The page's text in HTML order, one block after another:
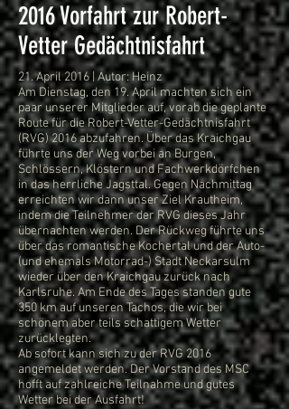
2016 Vorfahrt zur Robert-
Vetter Gedächtnisfahrt
21. April 2016 | Autor: Heinz
Am Dienstag, den 19. April machten sich ein
paar unserer Mitglieder auf, vorab die geplante
Route für die Robert-Vetter-Gedächtnisfahrt
(RVG) 2016 abzufahren. Über das Kraichgau
führte uns der Weg vorbei an Burgen,
Schlössern, Klöstern und Fachwerkdörfchen
in das herrliche Jagsttal. Gegen Nachmittag
erreichten wir dann unser Ziel Krautheim,
indem die Teilnehmer der RVG dieses Jahr
übernachten werden. Der Rückweg führte uns
über das romantische Kochertal und der Auto-
(und ehemals Motorrad-) Stadt Neckarsulm
wieder über den Kraichgau zurück nach
Karlsruhe. Am Ende des Tages standen gute
350 km auf unseren Tachos, die wir bei
schönem aber teils schattigem Wetter
zurücklegten.
Ab sofort kann sich zu der RVG 2016
angemeldet werden. Der Vorstand des MSC
hofft auf zahlreiche Teilnahme und gutes
Wetter bei der Ausfahrt!